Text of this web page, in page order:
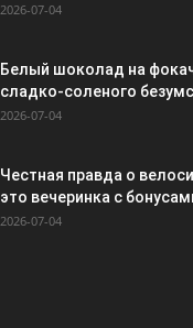
2026-07-04
Белый шоколад на
сладко-соленого
2026-07-04
Честная правда о
это вечеринка с
2026-07-04